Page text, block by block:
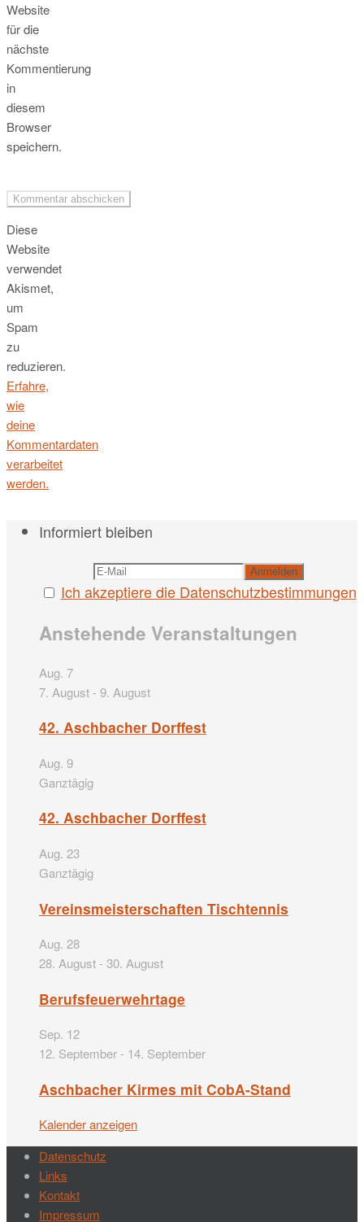
Website
für die
nächste
Kommentierung
in
diesem
Browser
speichern.
Diese
Website
verwendet
Akismet,
um
Spam
zu
reduzieren.
Erfahre,
wie
deine
Kommentardaten
verarbeitet
werden.
Informiert bleiben
Ich akzeptiere die Datenschutzbestimmungen
Anstehende Veranstaltungen
Aug. 7
7. August - 9. August
42. Aschbacher Dorffest
Aug. 9
Ganztägig
42. Aschbacher Dorffest
Aug. 23
Ganztägig
Vereinsmeisterschaften Tischtennis
Aug. 28
28. August - 30. August
Berufsfeuerwehrtage
Sep. 12
12. September - 14. September
Aschbacher Kirmes mit CobA-Stand
Kalender anzeigen
Datenschutz
Links
Kontakt
Impressum